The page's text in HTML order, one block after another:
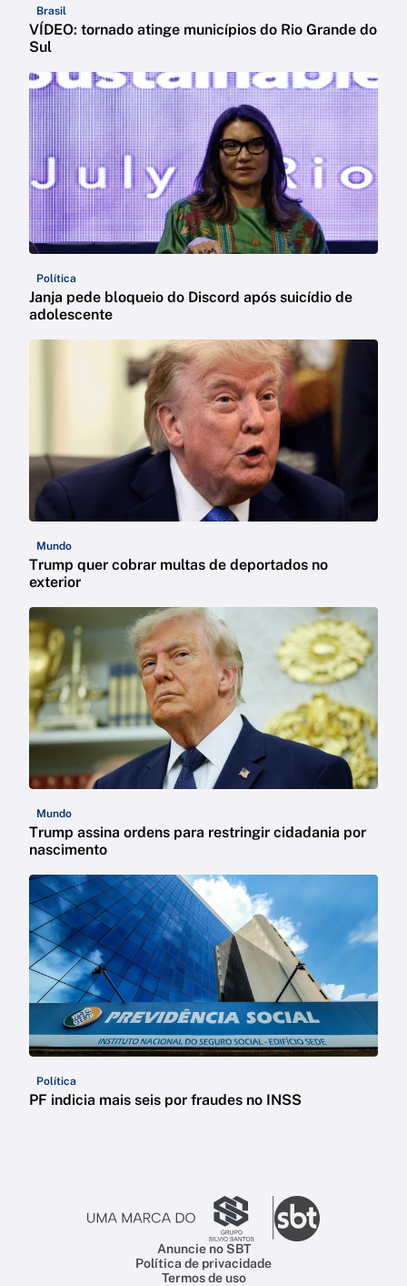
Brasil
VÍDEO: tornado atinge municípios do Rio Grande do
Sul
Política
Janja pede bloqueio do Discord após suicídio de
adolescente
Mundo
Trump quer cobrar multas de deportados no
exterior
Mundo
Trump assina ordens para restringir cidadania por
nascimento
Política
PF indicia mais seis por fraudes no INSS
Anuncie no SBT
Política de privacidade
Termos de uso